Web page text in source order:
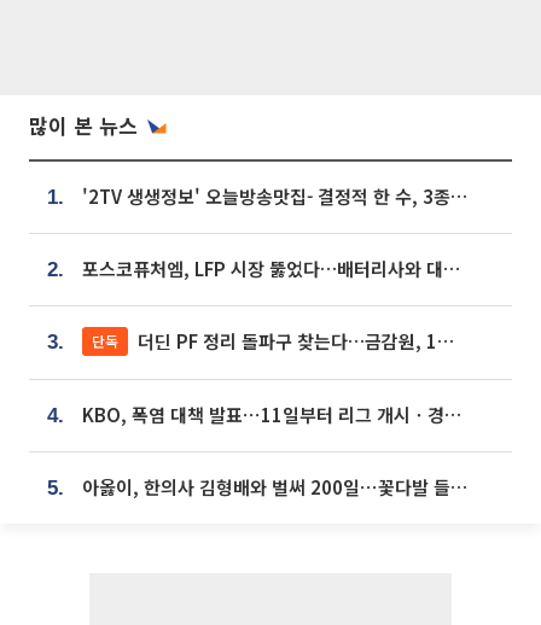
많이 본 뉴스
1. '2TV 생생정보' 오늘방송맛집- 결정적 한 수, 3종 메밀면! 메밀 소바 맛집 '의○○○○'
2. 포스코퓨처엠, LFP 시장 뚫었다…배터리사와 대규모 장기 공급 합의
3. 단독 더딘 PF 정리 돌파구 찾는다…금감원, 1년 반 만에 매각설명회 재개
4. KBO, 폭염 대책 발표⋯11일부터 리그 개시ㆍ경기 오후 7시 시작
5. 아옳이, 한의사 김형배와 벌써 200일⋯꽃다발 들고 "프러포즈 아냐"